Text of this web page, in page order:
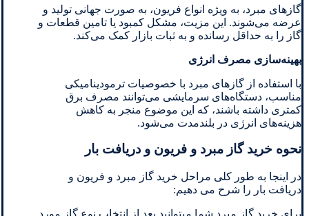
گازهای مبرد، به ویژه انواع فریون، به صورت جهانی تولید و
عرضه می‌شوند. این مزیت، مشکل کمبود یا تامین قطعات و
گاز را به حداقل رسانده و به ثبات بازار کمک می‌کند.
بهینه‌سازی مصرف انرژی
با استفاده از گازهای مبرد با خصوصیات ترمودینامیکی
مناسب، دستگاه‌های سرمایشی می‌توانند مصرف برق
کمتری داشته باشند، که این موضوع منجر به کاهش
هزینه‌های انرژی در بلندمدت می‌شود.
نحوه خرید گاز مبرد و فریون و دریافت بار
در اینجا به طور کلی مراحل خرید گاز مبرد و فریون و
دریافت بار را شرح می دهیم:
برای خرید گاز مبرد شما میتوانید بعد از انتخاب نوع گاز مورد